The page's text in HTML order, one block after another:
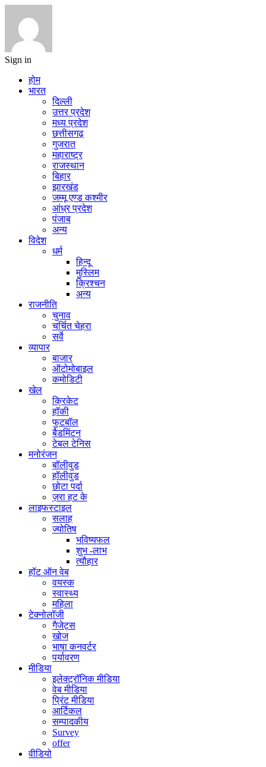
Sign in
होम
भारत
दिल्ली
उत्तर प्रदेश
मध्य प्रदेश
छत्तीसगढ़
गुजरात
महाराष्ट्र
राजस्थान
बिहार
झारखंड
जम्मू एण्ड कश्मीर
आंध्र प्रदेश
पंजाब
अन्य
विदेश
धर्म
हिन्दू
मुस्लिम
क्रिश्चन
अन्य
राजनीति
चुनाव
चर्चित चेहरा
सर्वे
व्यापार
बाजार
ऑटोमोबाइल
कमोडिटी
खेल
क्रिकेट
हॉकी
फुटबॉल
बैडमिंटन
टेबल टेनिस
मनोरंजन
बॉलीवुड
हॉलीवुड
छोटा पर्दा
ज़रा हट के
लाइफस्टाइल
सलाह
ज्योतिष
भविष्यफल
शुभ -लाभ
त्यौहार
हॉट ऑन वेब
वयस्क
स्वास्थ्य
महिला
टेक्नोलॉजी
गैजेट्स
खोज
भाषा कनवर्टर
पर्यावरण
मीडिया
इलेक्ट्रॉनिक मीडिया
वेब मीडिया
प्रिंट मीडिया
आर्टिकल
सम्पादकीय
Survey
offer
वीडियो